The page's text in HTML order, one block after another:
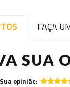
FAÇA
SUA
Sua opinião: